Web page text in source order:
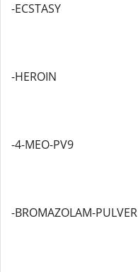
-ECSTASY
-HEROIN
-4-MEO-PV9
-BROMAZOLAM-PULVER